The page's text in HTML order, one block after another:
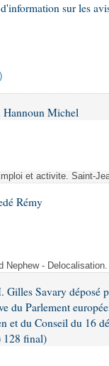
sur les
Hannoun Michel
et activite. Saint-
Rémy
Nephew -
Savary déposé
du Parlement
et du Conseil du 16
128 final)